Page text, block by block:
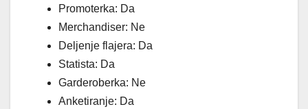
Promoterka: Da
Merchandiser: Ne
Deljenje flajera: Da
Statista: Da
Garderoberka: Ne
Anketiranje: Da